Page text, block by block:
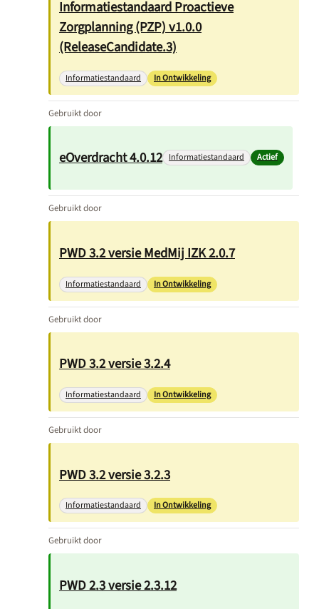
Informatiestandaard Proactieve
Zorgplanning (PZP) v1.0.0
(ReleaseCandidate.3)
Informatiestandaard In Ontwikkeling
Gebruikt door
eOverdracht 4.0.12 Informatiestandaard Actief
Gebruikt door
PWD 3.2 versie MedMij IZK 2.0.7
Informatiestandaard In Ontwikkeling
Gebruikt door
PWD 3.2 versie 3.2.4
Informatiestandaard In Ontwikkeling
Gebruikt door
PWD 3.2 versie 3.2.3
Informatiestandaard In Ontwikkeling
Gebruikt door
PWD 2.3 versie 2.3.12